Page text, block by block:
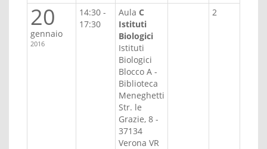
20
gennaio
2016
14:30 -
17:30
Aula C
Istituti
Biologici
Istituti
Biologici
Blocco A -
Biblioteca
Meneghetti
Str. le
Grazie, 8 -
37134
Verona VR
2